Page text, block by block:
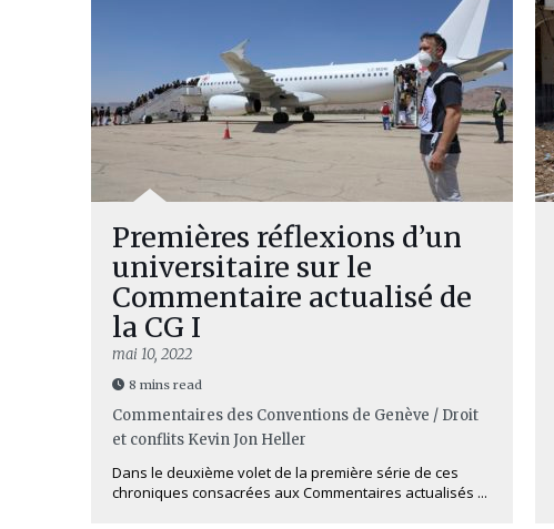
Premières réflexions d’un
universitaire sur le
Commentaire actualisé de
la CG I
mai 10, 2022
8 mins read
Commentaires des Conventions de Genève / Droit
et conflits Kevin Jon Heller
Dans le deuxième volet de la première série de ces
chroniques consacrées aux Commentaires actualisés ...